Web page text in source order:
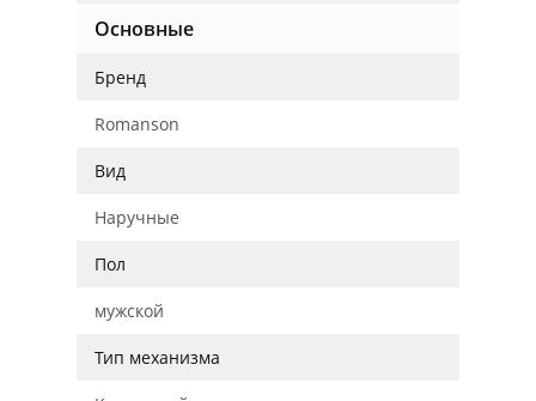
Основные
Бренд
Romanson
Вид
Наручные
Пол
мужской
Тип механизма